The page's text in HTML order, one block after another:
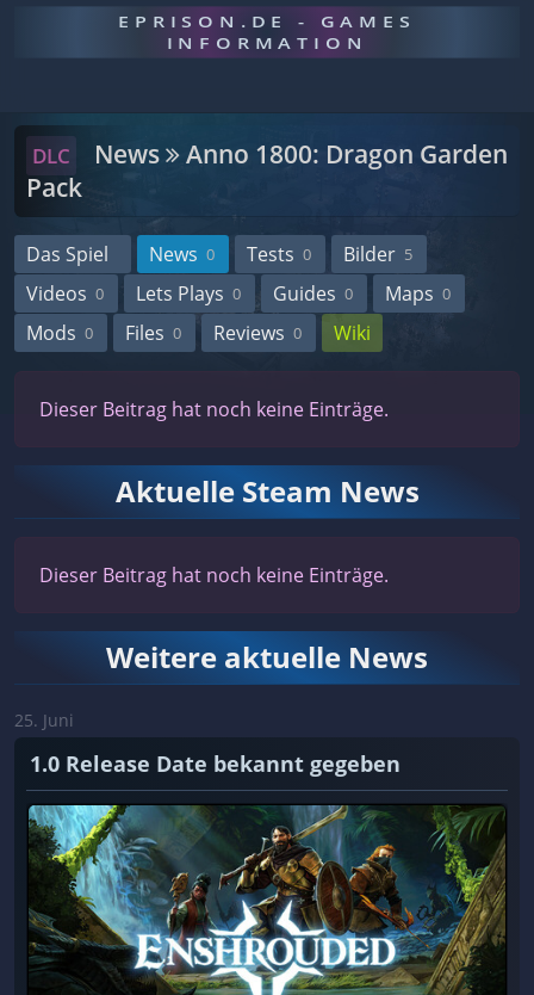
EPRISON.DE - GAMES
INFORMATION
DLC News
Anno 1800: Dragon Garden
Pack
Das Spiel News 0 Tests 0 Bilder 5
Videos 0 Lets Plays 0 Guides 0 Maps 0
Mods 0 Files 0 Reviews 0 Wiki
Dieser Beitrag hat noch keine Einträge.
Aktuelle Steam News
Dieser Beitrag hat noch keine Einträge.
Weitere aktuelle News
25. Juni
1.0 Release Date bekannt gegeben